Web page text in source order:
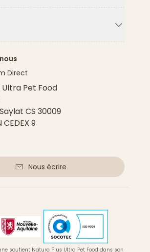
Direct
Ultra Pet Food
CS 30009
CEDEX 9
Nous écrire
soutient Natura Plus Ultra Pet Food dans son